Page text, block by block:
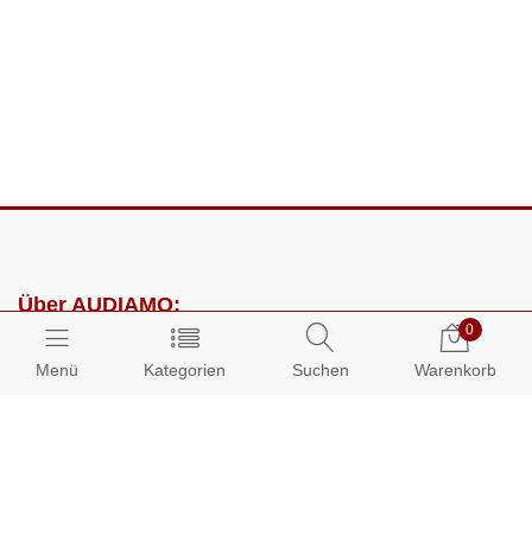
Menü Kategorien Suchen
0
Warenkorb
Über AUDIAMO:
Impressum